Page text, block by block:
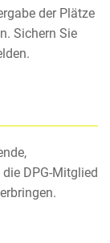
der Plätze
Sichern Sie
DPG-Mitglied